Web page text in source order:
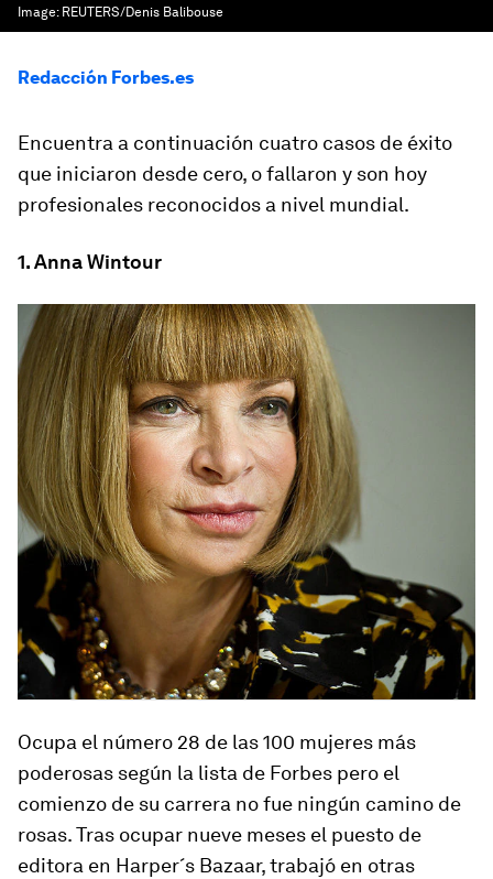
Image: REUTERS/Denis Balibouse
Redacción Forbes.es
Encuentra a continuación cuatro casos de éxito
que iniciaron desde cero, o fallaron y son hoy
profesionales reconocidos a nivel mundial.
1. Anna Wintour
Ocupa el número 28 de las 100 mujeres más
poderosas según la lista de Forbes pero el
comienzo de su carrera no fue ningún camino de
rosas. Tras ocupar nueve meses el puesto de
editora en Harper´s Bazaar, trabajó en otras